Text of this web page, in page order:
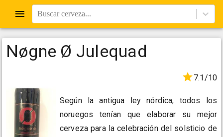
Buscar cerveza...
Nøgne Ø Julequad
7.1/10
Según la antigua ley nórdica, todos los
noruegos tenían que elaborar su mejor
cerveza para la celebración del solsticio de